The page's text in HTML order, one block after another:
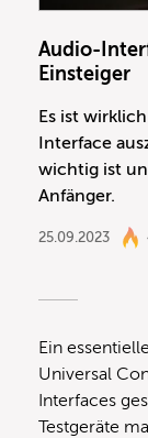
Audio-
Einsteiger
Es ist
Interface
wichtig ist
Anfänger.
25.09.2023
Ein
Universal
Interfaces
Testgeräte